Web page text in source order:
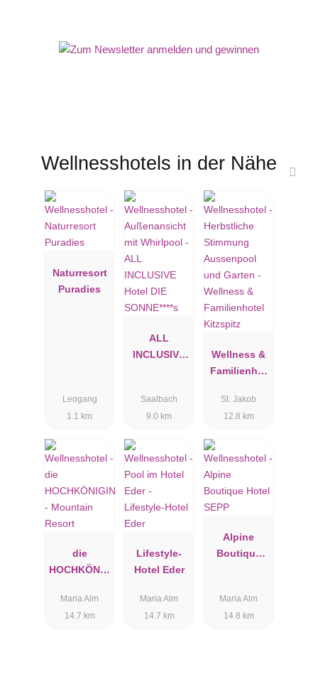
Wellnesshotels in der Nähe
Naturresort
Puradies
Leogang
1.1 km
ALL
INCLUSIVE
Saalbach
9.0 km
Wellness &
Familienhot
St. Jakob
12.8 km
die
HOCHKÖNIG
Mountain
Resort
Maria Alm
14.7 km
Lifestyle-
Hotel Eder
Maria Alm
14.7 km
Alpine
Boutique
Maria Alm
14.8 km